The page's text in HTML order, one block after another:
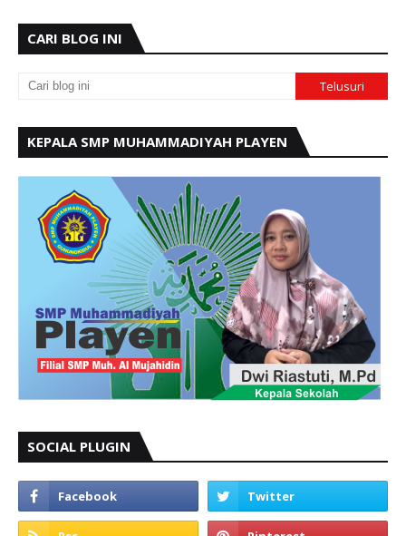
CARI BLOG INI
KEPALA SMP MUHAMMADIYAH PLAYEN
SOCIAL PLUGIN